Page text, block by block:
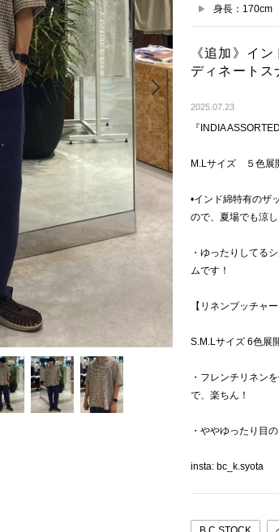
身長：170cm
《追加》イ
ディネートス
2025.07.23
『INDIA
M.Lサイズ ５色展
•インド綿特有のザ
ので、夏場でも涼
・ゆったりしてる
ムです！
【リネンブッチャ
S.M.Lサイズ 6色展
・フレンチリネン
で、楽ちん！
・ややゆったり目
insta: bc_k.syota